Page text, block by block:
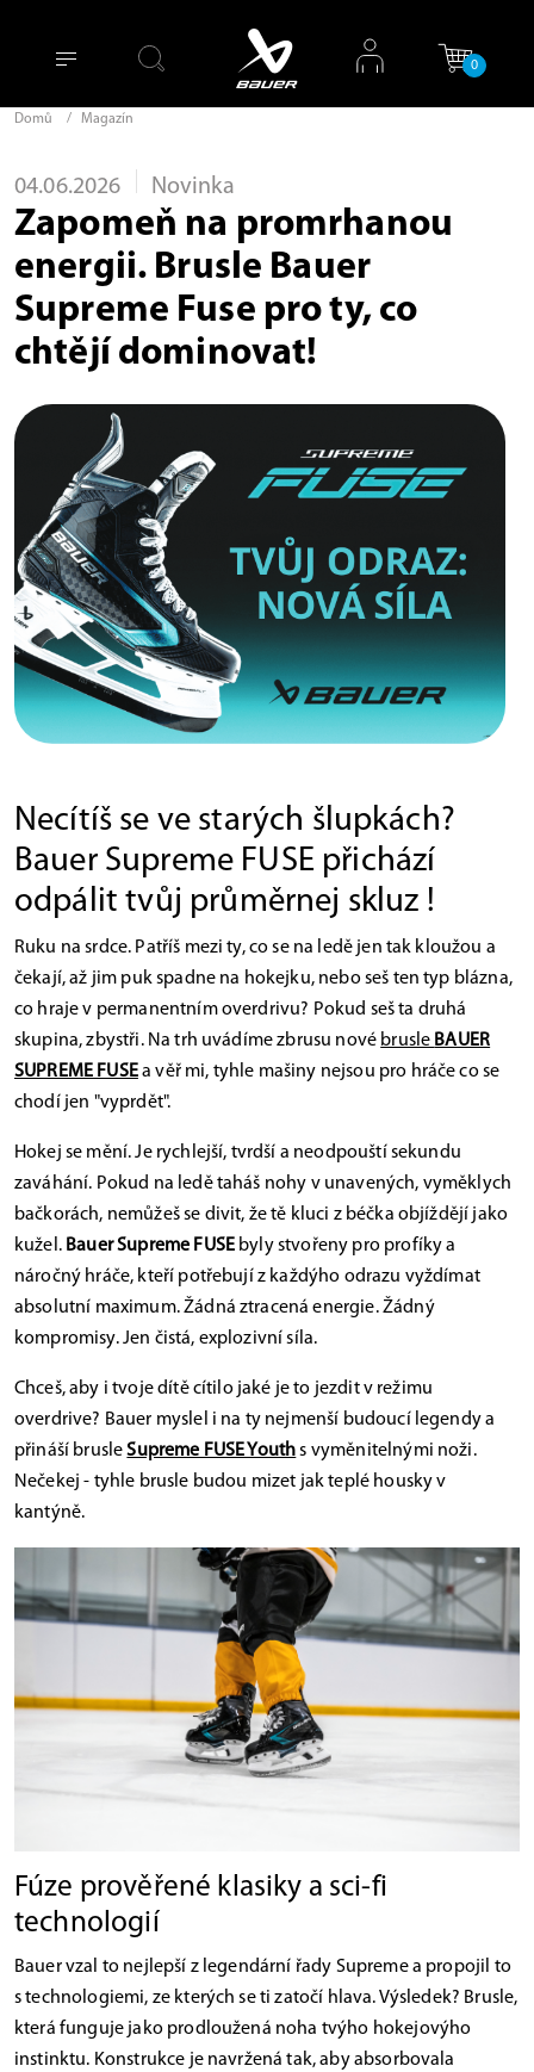
0
Domů / Magazín
04.06.2026 Novinka
Zapomeň na promrhanou
energii. Brusle Bauer
Supreme Fuse pro ty, co
chtějí dominovat!
Necítíš se ve starých šlupkách?
Bauer Supreme FUSE přichází
odpálit tvůj průměrnej skluz !
Ruku na srdce. Patříš mezi ty, co se na ledě jen tak kloužou a
čekají, až jim puk spadne na hokejku, nebo seš ten typ blázna,
co hraje v permanentním overdrivu? Pokud seš ta druhá
skupina, zbystři. Na trh uvádíme zbrusu nové brusle BAUER
SUPREME FUSEa věř mi, tyhle mašiny nejsou pro hráče co se
chodí jen "vyprdět".
Hokej se mění. Je rychlejší, tvrdší a neodpouští sekundu
zaváhání. Pokud na ledě taháš nohy v unavených, vyměklych
bačkorách, nemůžeš se divit, že tě kluci z béčka objíždějí jako
kužel. Bauer Supreme FUSE byly stvořeny pro profíky a
náročný hráče, kteří potřebují z každýho odrazu vyždímat
absolutní maximum. Žádná ztracená energie. Žádný
kompromisy. Jen čistá, explozivní síla.
Chceš, aby i tvoje dítě cítilo jaké je to jezdit v režimu
overdrive? Bauer myslel i na ty nejmenší budoucí legendy a
přináší brusleSupreme FUSE Youths vyměnitelnými noži.
Nečekej - tyhle brusle budou mizet jak teplé housky v
kantýně.
Fúze prověřené klasiky a sci-fi
technologií
Bauer vzal to nejlepší z legendární řady Supreme a propojil to
s technologiemi, ze kterých se ti zatočí hlava. Výsledek? Brusle,
která funguje jako prodloužená noha tvýho hokejovýho
instinktu. Konstrukce je navržená tak, aby absorbovala